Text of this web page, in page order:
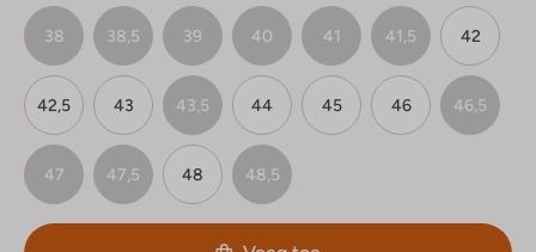
38 38,5 39 40 41 41,5 42
42,5 43 43,5 44 45 46 46,5
47 47,5 48 48,5